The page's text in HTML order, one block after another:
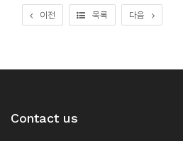
이전 목록 다음
Contact us
및
서